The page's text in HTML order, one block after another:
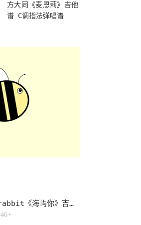
方大同《麦恩莉》吉他
谱 C调指法弹唱谱
马也_crabbit《海屿你》吉他谱 G调和弦弹唱谱